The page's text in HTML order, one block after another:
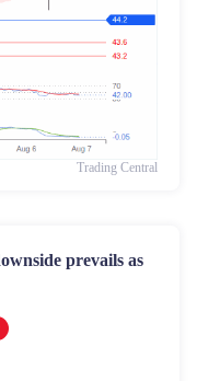
Trading Central
prevails as